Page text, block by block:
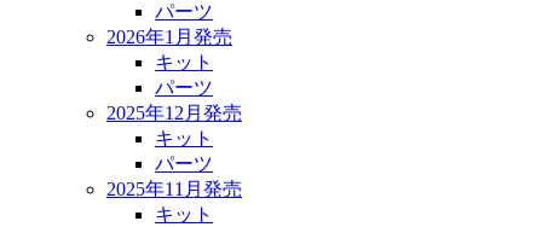
パーツ
2026年1月発売
キット
パーツ
2025年12月発売
キット
パーツ
2025年11月発売
キット